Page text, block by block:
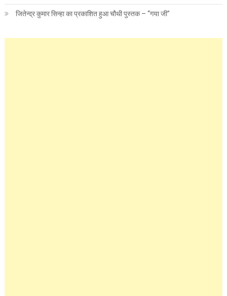
जितेन्द्र कुमार सिन्हा का प्रकाशित हुआ चौथी पुस्तक – “गया जी”